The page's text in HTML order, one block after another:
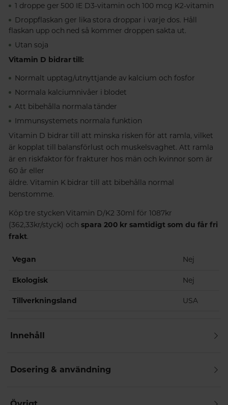
1 droppe ger 500 IE D3-vitamin och 100 mcg K2-vitamin
Droppflaskan ger lika stora droppar i varje dos. Håll
flaskan upp och ned så kommer droppen sakta ut.
Utan soja
Vitamin D bidrar till:
Normalt upptag/utnyttjande av kalcium och fosfor
Normala kalciumnivåer i blodet
Att bibehålla normala tänder
Immunsystemets normala funktion
Vitamin D bidrar till att minska risken för att ramla, vilket
är kopplat till balansförlust och muskelsvaghet. Att ramla
är en riskfaktor för frakturer hos män och kvinnor som är
60 år eller
äldre. Vitamin K bidrar till att bibehålla normal
benstomme.
Köp tre stycken Vitamin D/K2 30ml för 1087kr
(362,33kr/styck) och spara 200 kr samtidigt som du får fri
frakt.
Vegan Nej
Ekologisk Nej
Tillverkningsland USA
Innehåll
Dosering & användning